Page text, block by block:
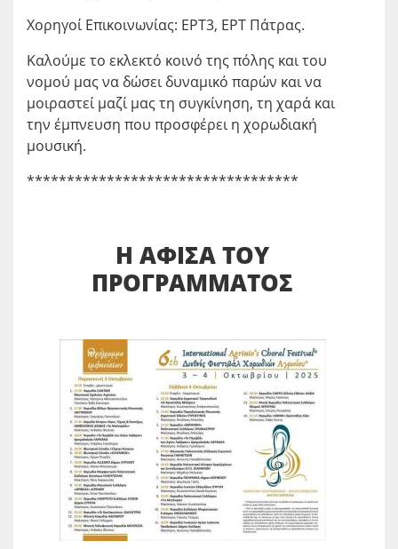
Χορηγοί Επικοινωνίας: ΕΡΤ3, ΕΡΤ Πάτρας.
Καλούμε το εκλεκτό κοινό της πόλης και του
νομού μας να δώσει δυναμικό παρών και να
μοιραστεί μαζί μας τη συγκίνηση, τη χαρά και
την έμπνευση που προσφέρει η χορωδιακή
μουσική.
**********************************
Η ΑΦΙΣΑ ΤΟΥ
ΠΡΟΓΡΑΜΜΑΤΟΣ